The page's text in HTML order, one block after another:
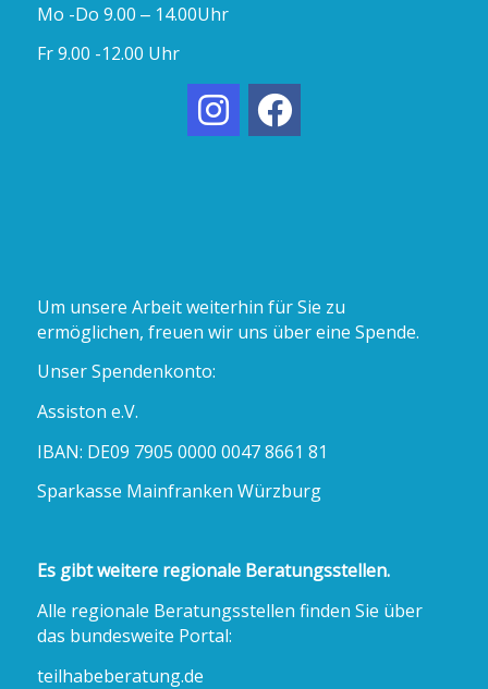
Mo -Do 9.00 – 14.00Uhr
Fr 9.00 -12.00 Uhr
Um unsere Arbeit weiterhin für Sie zu
ermöglichen, freuen wir uns über eine Spende.
Unser Spendenkonto:
Assiston e.V.
IBAN: DE09 7905 0000 0047 8661 81
Sparkasse Mainfranken Würzburg
Es gibt weitere regionale Beratungsstellen.
Alle regionale Beratungsstellen finden Sie über
das bundesweite Portal:
teilhabeberatung.de